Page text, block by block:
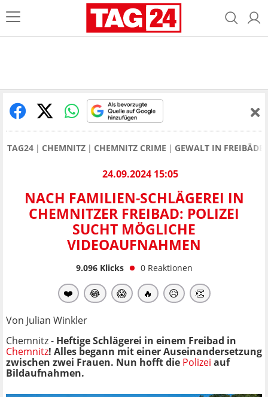
TAG24 CHEMNITZ CHEMNITZ CRIME GEWALT IN
24.09.2024 15:05
NACH FAMILIEN-SCHLÄGEREI IN
CHEMNITZER FREIBAD: POLIZEI
SUCHT MÖGLICHE
VIDEOAUFNAHMEN
9.096Klicks 0 Reaktionen
❤️ 😂 😱 🔥 😥 👏
Von Julian Winkler
Chemnitz - Heftige Schlägerei in einem Freibad in
Chemnitz! Alles begann mit einer Auseinandersetzung
zwischen zwei Frauen. Nun hofft die Polizei auf
Bildaufnahmen.